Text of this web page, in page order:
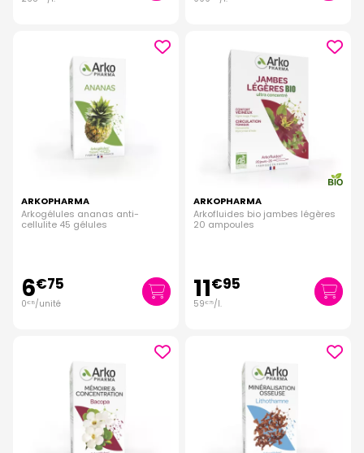
ARKOPHARMA
Arkogélules ananas anti-
cellulite 45 gélules
6€75
0€ 15/unité
ARKOPHARMA
Arkofluides bio jambes légères
20 ampoules
11€95
59€75/l.